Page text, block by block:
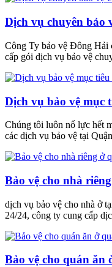
Dịch vụ chuyên bảo
Công Ty bảo vệ Đông Hải
cấp gói dịch vụ bảo vệ
Dịch vụ bảo vệ mục
Chúng tôi luôn nổ lực hết
các dịch vụ bảo vệ tại
Bảo vệ cho nhà
dịch vụ bảo vệ cho nhà ở
24/24, công ty cung cấp
Bảo vệ cho quán ăn